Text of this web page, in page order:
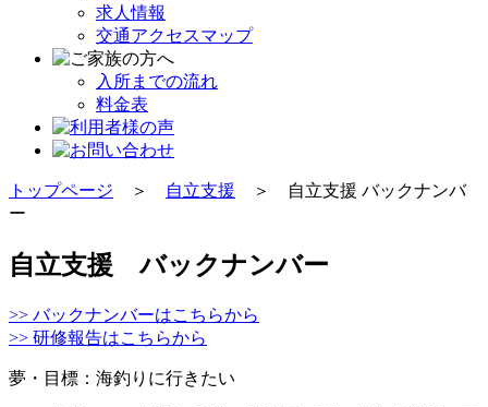
求人情報
交通アクセスマップ
入所までの流れ
料金表
トップページ ＞ 自立支援 ＞ 自立支援 バックナンバ
ー
自立支援 バックナンバー
>> バックナンバーはこちらから
>> 研修報告はこちらから
夢・目標：海釣りに行きたい